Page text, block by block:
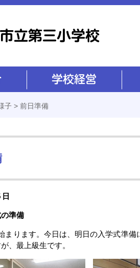
子 > 前日準備
準備
まります。今日は、明日の入学式準
、最上級生です。